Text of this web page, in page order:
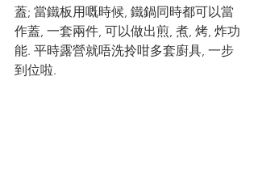
蓋; 當鐵板用嘅時候, 鐵鍋同時都可以當
作蓋, 一套兩件, 可以做出煎, 煮, 烤, 炸功
能. 平時露營就唔洗拎咁多套廚具, 一步
到位啦.